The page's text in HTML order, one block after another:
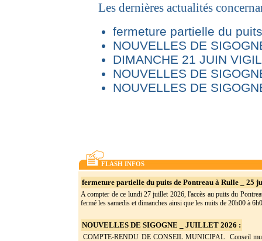
Les dernières actualités
fermeture partielle du
NOUVELLES DE
DIMANCHE 21 JUIN
NOUVELLES DE
NOUVELLES DE
FLASH INFOS
fermeture partielle du puits de Pontreau à Rulle _ 25
A compter de ce lundi 27 juillet 2026, l'accès au puits du
fermé les samedis et dimanches ainsi que les nuits de 20h00 à
NOUVELLES DE SIGOGNE _ JUILLET 2026 :
COMPTE-RENDU DE CONSEIL MUNICIPAL Conseil